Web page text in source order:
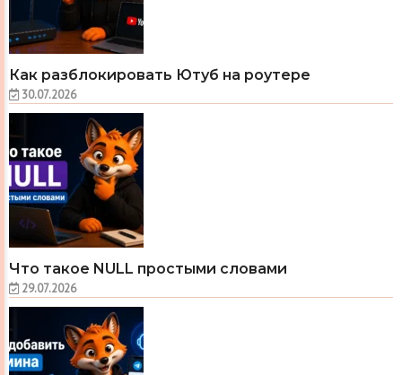
Как разблокировать Ютуб на роутере
30.07.2026
Что такое NULL простыми словами
29.07.2026